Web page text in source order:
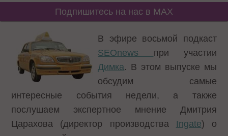
Подпишитесь на нас в MAX
В эфире восьмой подкаст
SEOnews при участии
Димка. В этом выпуске мы
обсудим самые
интересные события недели, а также
послушаем экспертное мнение Дмитрия
Царахова (директор производства
Ingate) о